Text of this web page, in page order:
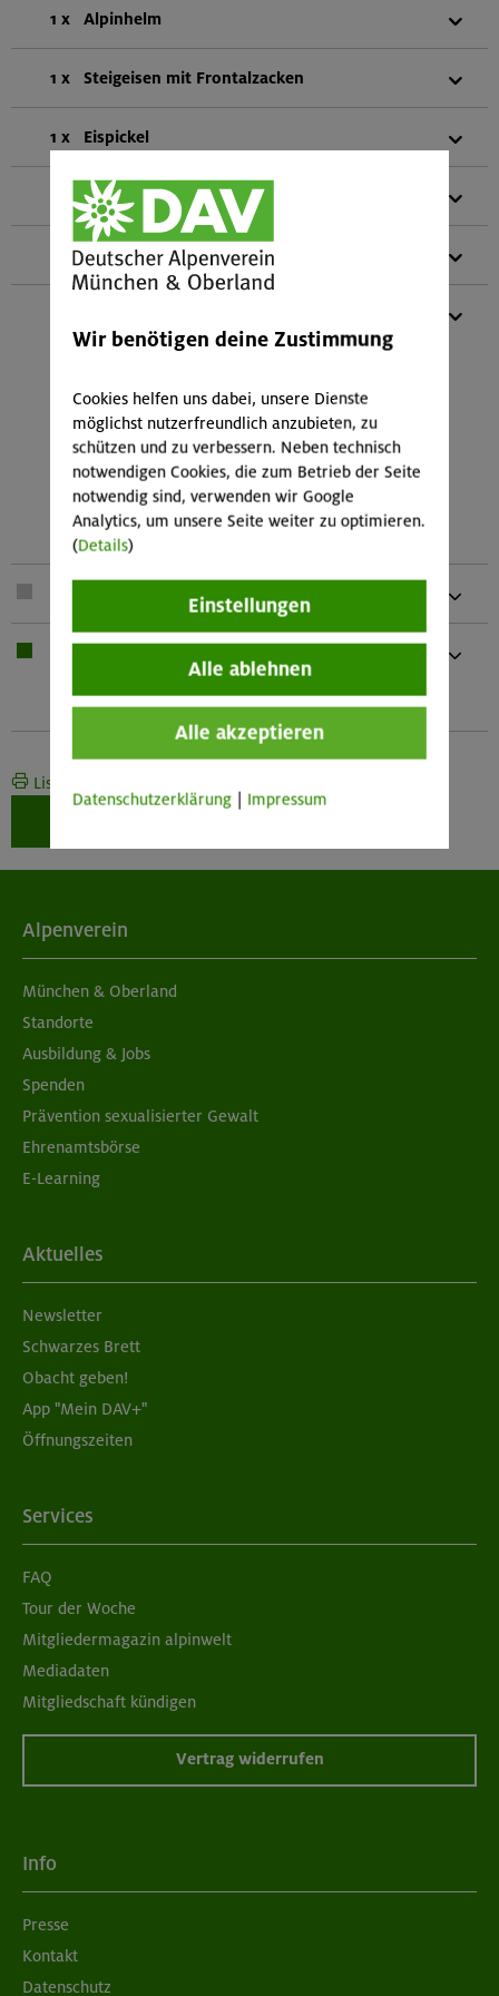
1 x Alpinhelm
1 x Steigeisen mit Frontalzacken
1 x Eispickel
Eisschraube
Teleskopstöcke
(bestehend aus:
1 HMS-SafeBiner
4 Normalkarabiner
2 Schlingen vernäht (2x 120 cm)
1 Kurzprusik (vernäht 30 cm)
2 Reepschnüre (2,0 und 4,0 m Länge)
1 Rolle mit Rücklaufsperre und 1
Seilklemme)
Und kleines Handtuch
Liste drucken
Alpenverein
München & Oberland
Standorte
Ausbildung & Jobs
Spenden
Prävention sexualisierter Gewalt
Ehrenamtsbörse
E-Learning
Aktuelles
Newsletter
Schwarzes Brett
Obacht geben!
App "Mein DAV+"
Öffnungszeiten
Services
FAQ
Tour der Woche
Mitgliedermagazin alpinwelt
Mediadaten
Mitgliedschaft kündigen
Vertrag widerrufen
Info
Presse
Kontakt
Datenschutz
Wir benötigen deine Zustimmung
Cookies helfen uns dabei, unsere Dienste
möglichst nutzerfreundlich anzubieten, zu
schützen und zu verbessern. Neben technisch
notwendigen Cookies, die zum Betrieb der Seite
notwendig sind, verwenden wir Google
Analytics, um unsere Seite weiter zu optimieren.
(Details)
Einstellungen
Alle ablehnen
Alle akzeptieren
Datenschutzerklärung Impressum